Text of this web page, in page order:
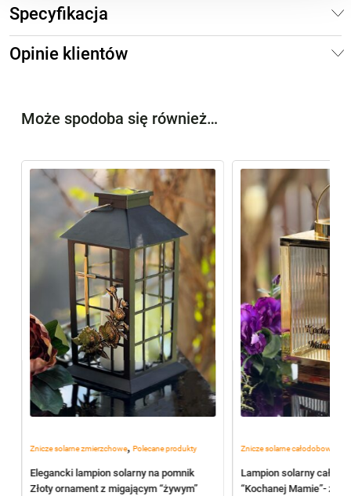
Specyfikacja
Opinie klientów
Może spodoba się również…
Znicze solarne zmierzchowe, Polecane produkty
Elegancki lampion solarny na pomnik
Złoty ornament z migającym “żywym”
Znicze solarne całodobowe
Lampion solarny
“Kochanej Mamie”-